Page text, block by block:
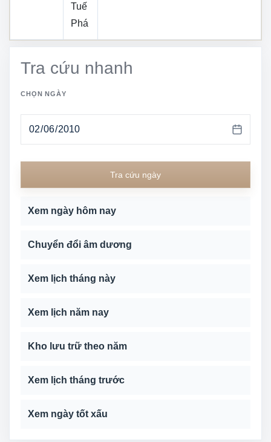
Tuế
Phá
Tra cứu nhanh
CHỌN NGÀY
Tra cứu ngày
Xem ngày hôm nay
Chuyển đổi âm dương
Xem lịch tháng này
Xem lịch năm nay
Kho lưu trữ theo năm
Xem lịch tháng trước
Xem ngày tốt xấu